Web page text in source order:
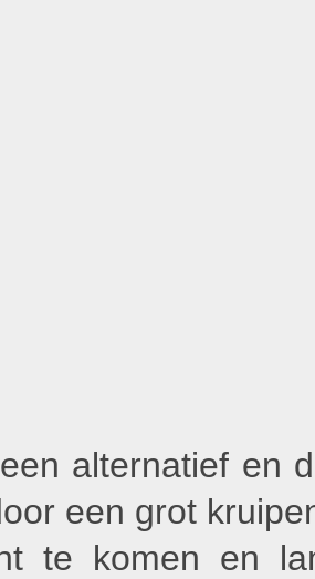
alternatief en
een grot
te komen en